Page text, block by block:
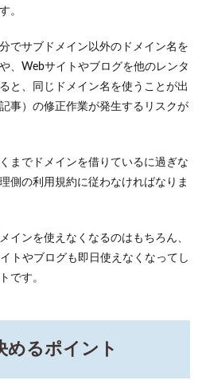
。
でサブドメイン以外のドメイン名を
、Webサイトやブログを他のレンタ
と、同じドメイン名を使うことが出
事）の修正作業が発生するリスクが
までドメインを借りているに過ぎな
側の利用規約に従わなければなりま
インを使えなくなるのはもちろん、
トやブログも即日使えなくなってし
です。
めるポイント